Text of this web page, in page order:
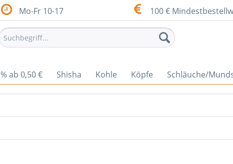
Mo-Fr 10-17 100 €
% ab 0,50 € Shisha Kohle Köpfe Schläuche/